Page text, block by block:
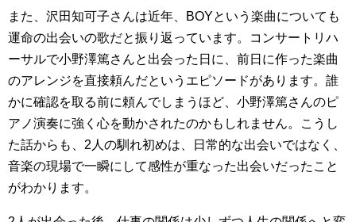
また、沢田知可子さんは近年、BOYという楽曲についても
運命の出会いの歌だと振り返っています。コンサートリハ
ーサルで小野澤篤さんと出会った日に、前日に作った楽曲
のアレンジを直接頼んだというエピソードがあります。誰
かに確認を取る前に頼んでしまうほど、小野澤篤さんのピ
アノ演奏に強く心を動かされたのかもしれません。こうし
た話からも、2人の馴れ初めは、日常的な出会いではなく、
音楽の現場で一瞬にして感性が重なった出会いだったこと
がわかります。